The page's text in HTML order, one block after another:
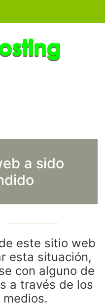
a sido
este sitio web
esta situación,
con alguno de
a través de los